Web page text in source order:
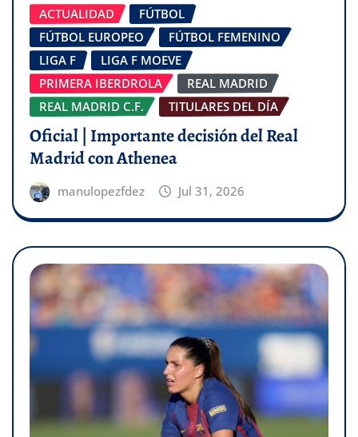
ACTUALIDAD
FÚTBOL
FÚTBOL EUROPEO
FÚTBOL FEMENINO
LIGA F
LIGA F MOEVE
PRIMERA IBERDROLA
REAL MADRID
REAL MADRID C.F.
TITULARES DEL DÍA
Oficial | Importante decisión del Real
Madrid con Athenea
manulopezfdez Jul 31, 2026